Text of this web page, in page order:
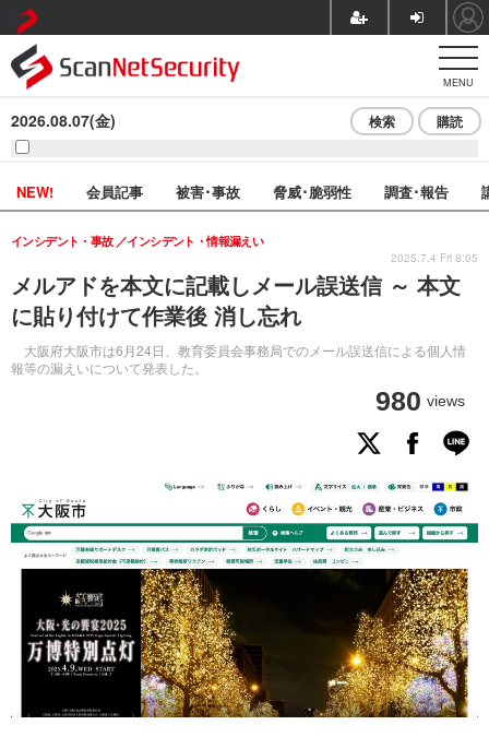
MENU
2026.08.07(金) 検索 購読
NEW! 会員記事 被害･事故 脅威･脆弱性 調査･報告
メルアドを本文に記載しメール誤送信 ～ 本文
に貼り付けて作業後 消し忘れ
大阪府大阪市は6月24日、教育委員会事務局でのメール誤送信による個人情
報等の漏えいについて発表した。
インシデント・事故 インシデント・情報漏えい
980 views
2025.7.4 Fri 8:05